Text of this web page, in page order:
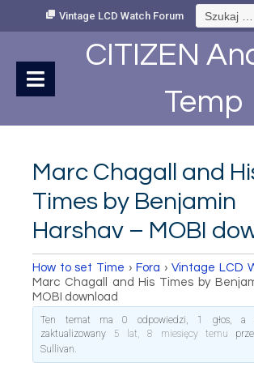
Vintage LCD Watch Forum Szukaj:
CITIZEN
Temp
Marc Chagall and
Times by Benjamin
Harshav – MOBI
How to set Time › Fora › Vintage LCD
Marc Chagall and His Times by
MOBI download
Ten temat ma 0 odpowiedzi, 1 głos, a
zaktualizowany
5 lat, 8 miesięcy temu
Sullivan.